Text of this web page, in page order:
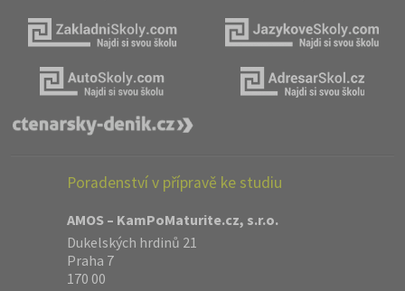
Poradenství v přípravě ke studiu
AMOS – KamPoMaturite.cz, s.r.o.
Dukelských hrdinů 21
Praha 7
170 00